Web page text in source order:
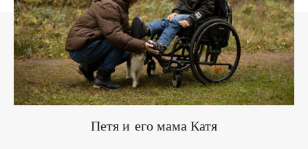
Петя и его мама Катя